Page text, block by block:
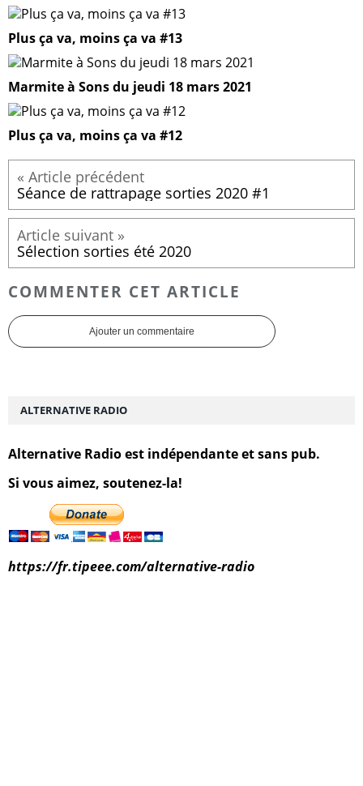
Plus ça va, moins ça va #13
Marmite à Sons du jeudi 18 mars 2021
Plus ça va, moins ça va #12
Séance de rattrapage sorties 2020 #1
Sélection sorties été 2020
COMMENTER CET ARTICLE
Ajouter un commentaire
ALTERNATIVE RADIO
Alternative Radio est indépendante et sans pub.
Si vous aimez, soutenez-la!
https://fr.tipeee.com/alternative-radio